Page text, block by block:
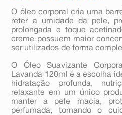
O óleo corporal cria uma
reter a umidade da pele,
prolongada e toque
creme possuem maior
ser utilizados de forma
O Óleo Suavizante
Lavanda 120ml é a escolha
hidratação profunda,
relaxante em um único
manter a pele macia,
perfumada, tornando o